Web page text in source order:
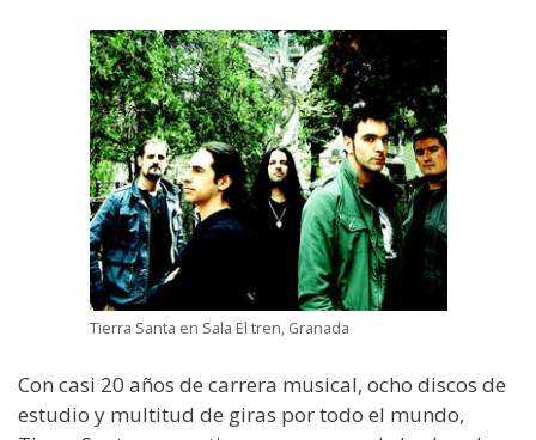
Tierra Santa en Sala El tren, Granada
Con casi 20 años de carrera musical, ocho discos de
estudio y multitud de giras por todo el mundo,